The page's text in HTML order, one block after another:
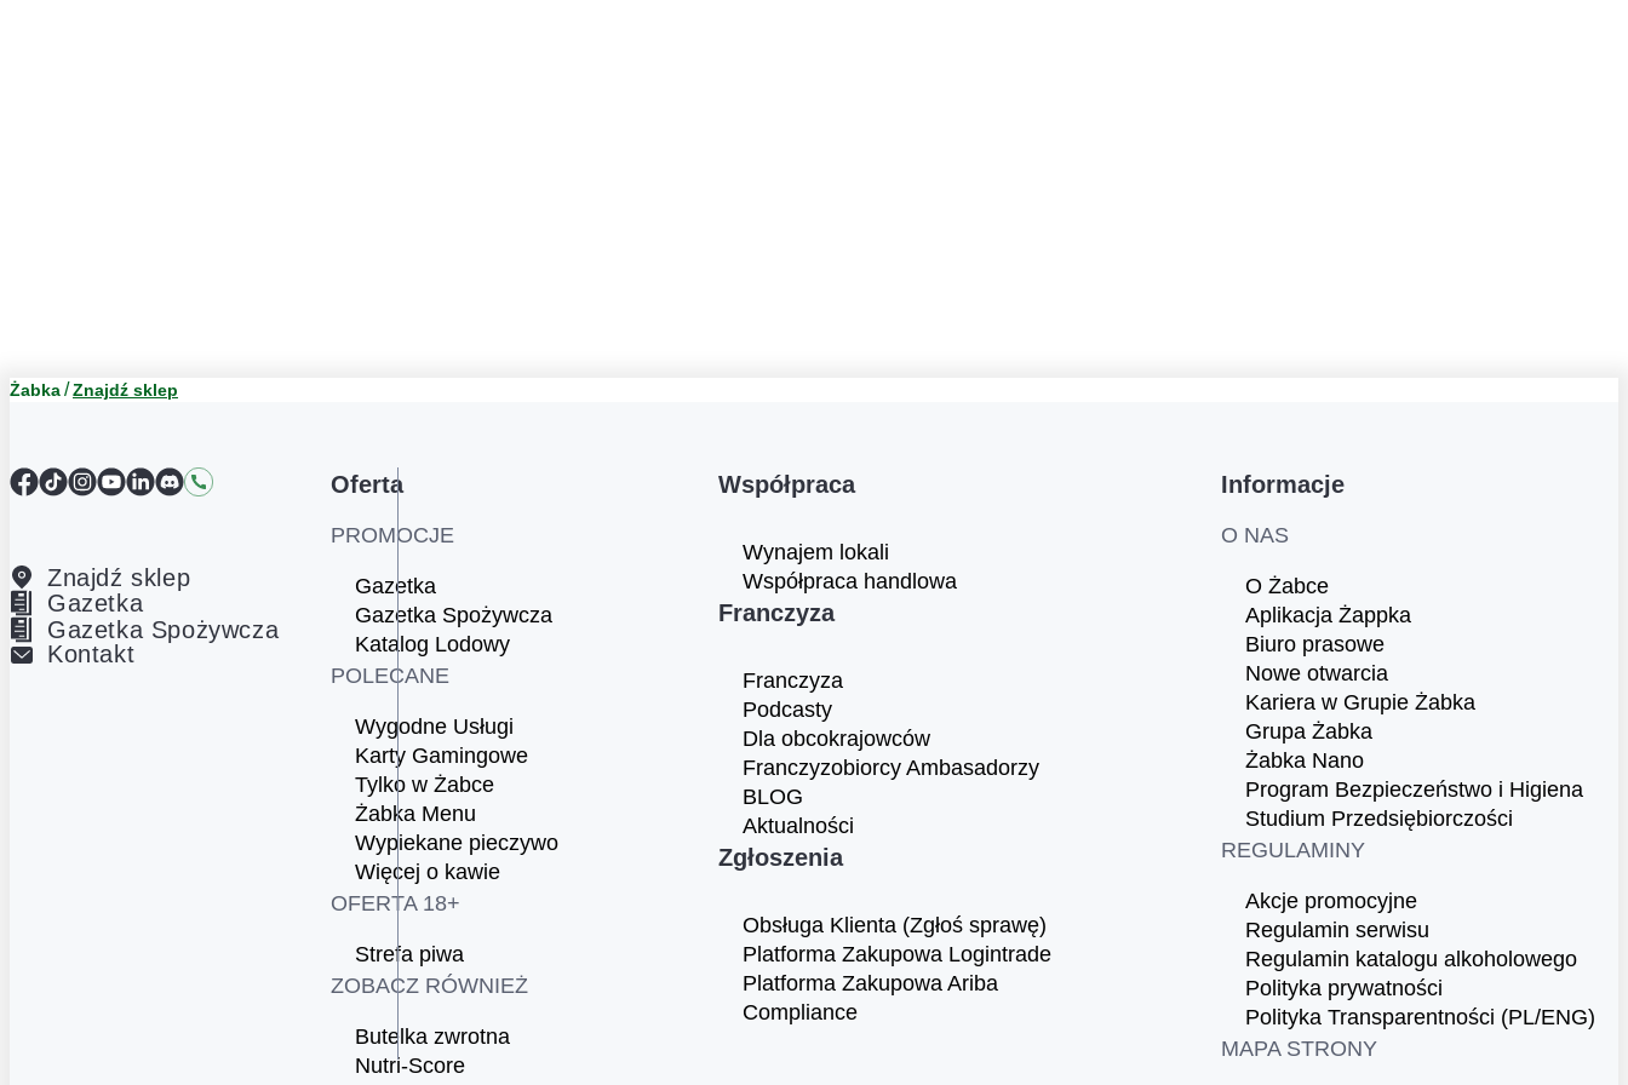
Żabka Znajdź sklep
Facebook
TikTokInstagram
YouTube
LinkedIn
DiscordKontakt
Znajdź sklep
Gazetka
Gazetka Spożywcza
Kontakt
Oferta
PROMOCJE
Gazetka
Gazetka Spożywcza
Katalog Lodowy
POLECANE
Wygodne Usługi
Karty Gamingowe
Tylko w Żabce
Żabka Menu
Wypiekane pieczywo
Więcej o kawie
OFERTA 18+
Strefa piwa
ZOBACZ RÓWNIEŻ
Butelka zwrotna
Nutri-Score
Współpraca
Wynajem lokali
Współpraca handlowa
Franczyza
Franczyza
Podcasty
Dla obcokrajowców
Franczyzobiorcy Ambasadorzy
BLOG
Aktualności
Zgłoszenia
Obsługa Klienta (Zgłoś sprawę)
Platforma Zakupowa Logintrade
Platforma Zakupowa Ariba
Compliance
Informacje
O NAS
O Żabce
Aplikacja Żappka
Biuro prasowe
Nowe otwarcia
Kariera w Grupie Żabka
Grupa Żabka
Żabka Nano
Program Bezpieczeństwo i Higiena
Studium Przedsiębiorczości
REGULAMINY
Akcje promocyjne
Regulamin serwisu
Regulamin katalogu alkoholowego
Polityka prywatności
Polityka Transparentności (PL/ENG)
MAPA STRONY